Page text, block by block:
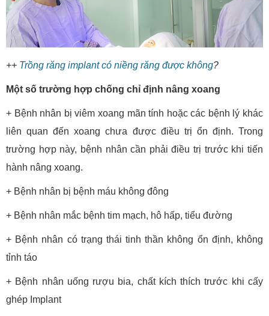
++ Trồng răng implant có niềng răng được không?
Một số trường hợp chống chỉ định nâng xoang
+ Bệnh nhân bị viêm xoang mãn tính hoặc các bệnh lý khác
liên quan đến xoang chưa được điều trị ổn định. Trong
trường hợp này, bệnh nhân cần phải điều trị trước khi tiến
hành nâng xoang.
+ Bệnh nhân bị bệnh máu không đông
+ Bệnh nhân mắc bệnh tim mạch, hô hấp, tiểu đường
+ Bệnh nhân có trạng thái tinh thần không ổn định, không
tỉnh táo
+ Bệnh nhân uống rượu bia, chất kích thích trước khi cấy
ghép Implant